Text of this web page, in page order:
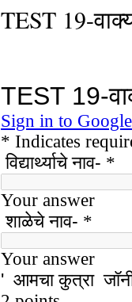
TEST 19-